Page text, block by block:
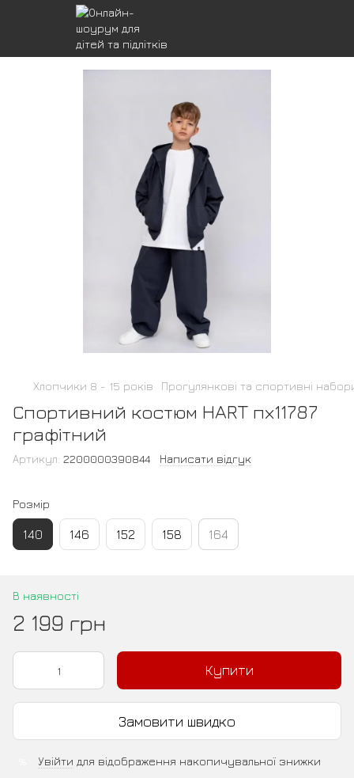
Хлопчики 8 - 15 років Прогулянкові та спортивні
Спортивний костюм HART пх11787
графітний
Артикул: 2200000390844 Написати відгук
Розмір
140 146 152 158 164
В наявності
2 199 грн
Купити
Замовити швидко
Увійти для відображення накопичувальної знижки